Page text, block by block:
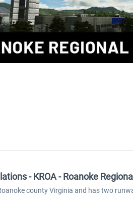
- KROA - Roanoke
county Virginia and has two